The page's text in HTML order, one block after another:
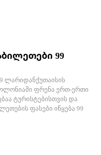
99
ლარიდანქუთაისის
ფრენა ერთ-ერთი
ტურისტებისთვის და
ფასები იწყება 99